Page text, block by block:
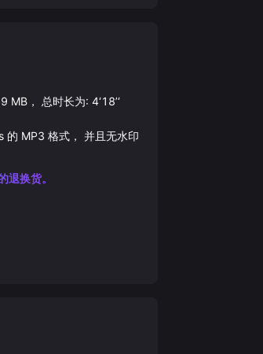
9 MB， 总时长为: 4‘18’‘
的 MP3 格式， 并且无水印
换货。